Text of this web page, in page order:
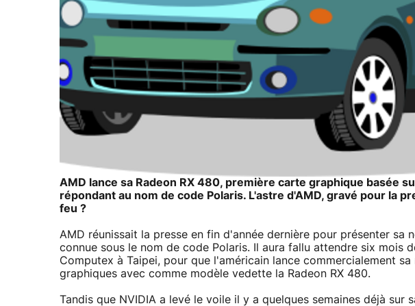
AMD lance sa Radeon RX 480, première carte graphique basée
répondant au nom de code Polaris. L'astre d'AMD, gravé pour la
feu ?
AMD réunissait la presse en fin d'année dernière pour présenter sa
connue sous le nom de code Polaris. Il aura fallu attendre six mois
Computex à Taipei, pour que l'américain lance commercialement
graphiques avec comme modèle vedette la Radeon RX 480.
Tandis que NVIDIA a levé le voile il y a quelques semaines déjà sur